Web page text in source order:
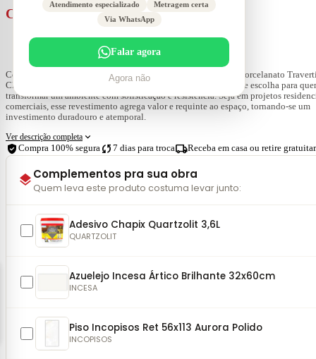
Conclusão
Com um equilíbrio perfeito entre estética e funcionalidade, o
Porcelanato
Clássico Satin Acetinado Biancogres 80x80cm
é uma excelente escolha para
transformar um ambiente com sofisticação e resistência. Seja em projetos
comerciais, esse revestimento agrega valor e requinte ao espaço, tornando-se um
investimento duradouro e atemporal.
Ver descrição completa expand_more
Atendimento especializado
Metragem certa
Via WhatsApp
Falar agora
Agora não
verified_user Compra 100% segura sync 7 dias para trocalocal_shippingReceba em casa ou retire
layersComplementos pra sua obra
Quem leva este produto costuma levar junto:
Adesivo Chapix Quartzolit 3,6L
QUARTZOLIT
Azuelejo Incesa Ártico Brilhante 32x60cm
INCESA
Piso Incopisos Ret 56x113 Aurora Polido
INCOPISOS